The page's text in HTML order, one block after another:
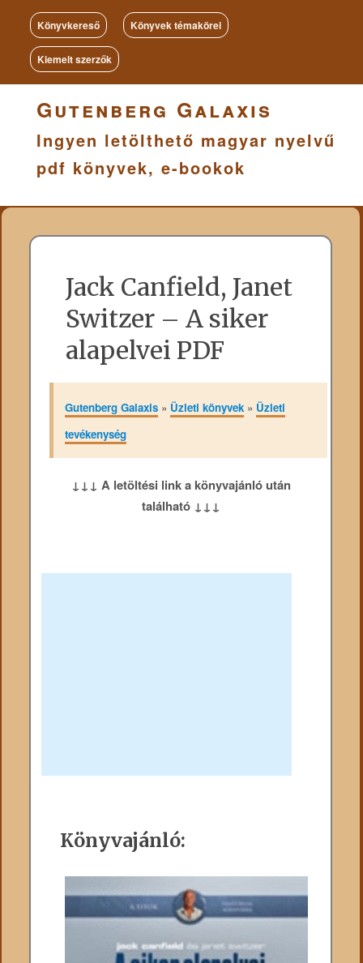
Könyvkereső Könyvek témakörei
Kiemelt szerzők
Gutenberg Galaxis
Ingyen letölthető magyar nyelvű
pdf könyvek, e-bookok
Jack Canfield, Janet
Switzer – A siker
alapelvei PDF
Gutenberg Galaxis» Üzleti könyvek» Üzleti
tevékenység
↓↓↓ A letöltési link a könyvajánló után
található ↓↓↓
Könyvajánló: